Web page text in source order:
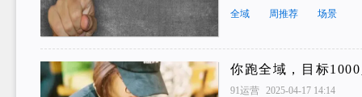
全域 周推荐 场景
你跑全域，目标
91运营
2025-04-17 14:14